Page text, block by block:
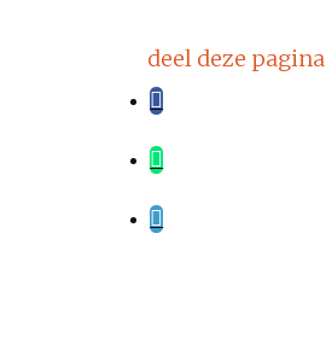
deel deze pagina